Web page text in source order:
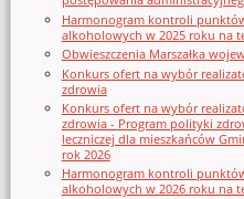
Harmonogram kontroli
alkoholowych w 2025 roku na
Obwieszczenia Marszałka
Konkurs ofert na wybór
zdrowia
Konkurs ofert na wybór
zdrowia - Program polityki
leczniczej dla mieszkańców
rok 2026
Harmonogram kontroli
alkoholowych w 2026 roku na